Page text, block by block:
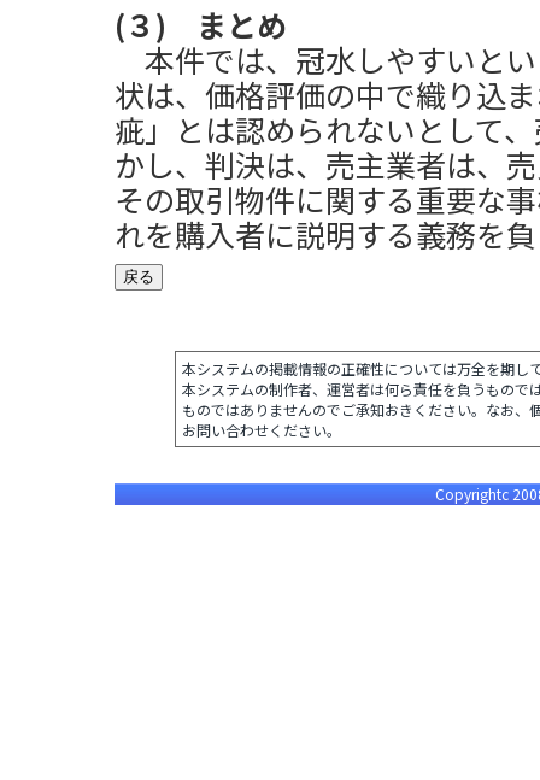
(３) まとめ
本件では、冠水しやすいと
状は、価格評価の中で織り込
疵」とは認められないとして
かし、判決は、売主業者は、
その取引物件に関する重要な
れを購入者に説明する義務を
本システムの掲載情報の正確性については万全を期
本システムの制作者、運営者は何ら責任を負うもの
ものではありませんのでご承知おきください。なお
お問い合わせください。
Copyrightc